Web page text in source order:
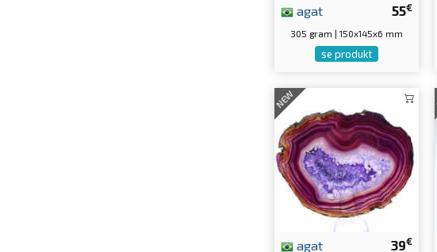
55€
agat
305 gram | 150x145x6 mm
se produkt
NEW
39€
agat